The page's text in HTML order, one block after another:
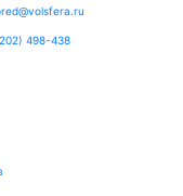
498-438